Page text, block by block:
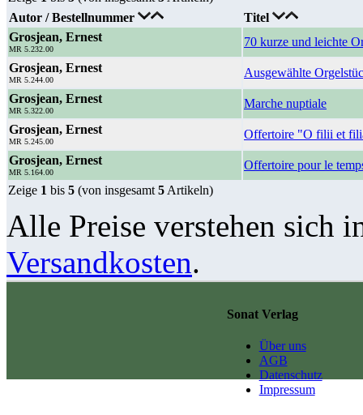
Autor / Bestellnummer
Titel
Grosjean, Ernest
MR 5.232.00
70 kurze und leichte
Grosjean, Ernest
MR 5.244.00
Ausgewählte
Grosjean, Ernest
MR 5.322.00
Marche nuptiale
Grosjean, Ernest
MR 5.245.00
Offertoire "O filii et
Grosjean, Ernest
MR 5.164.00
Offertoire pour le
Zeige 1 bis 5 (von insgesamt 5 Artikeln)
Alle Preise verstehen sich
Versandkosten.
Sonat Verlag
Über uns
AGB
Datenschutz
Impressum